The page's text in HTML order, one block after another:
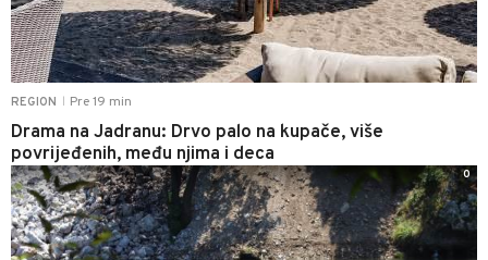
REGION Pre 19 min
Drama na Jadranu: Drvo palo na kupače, više
povrijeđenih, među njima i deca
0